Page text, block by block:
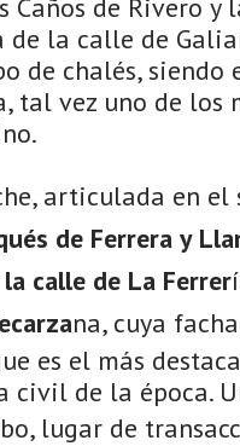
Caños de Rivero
de la calle de
de chalés,
tal vez uno de los
articulada en el
de Ferrera y
la calle de La Ferrer
na, cuya
es el más
de la época.
bo, lugar de